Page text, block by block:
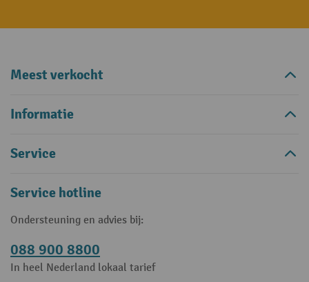
Meest verkocht
Informatie
Service
Service hotline
Ondersteuning en advies bij:
088 900 8800
In heel Nederland lokaal tarief